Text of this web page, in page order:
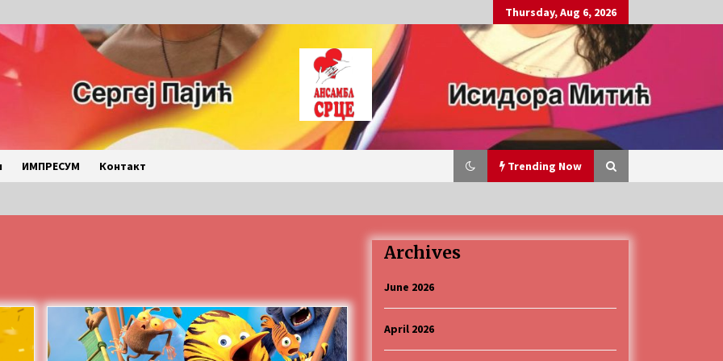
Thursday, Aug 6, 2026
ИМПРЕСУМ Контакт Trending Now
„Караван безбедности саобраћаја
Povratak u kancelarije
časopisa Runway u filmu ,,Đavo nosi
Pradu 2“
Archives
June 2026
April 2026